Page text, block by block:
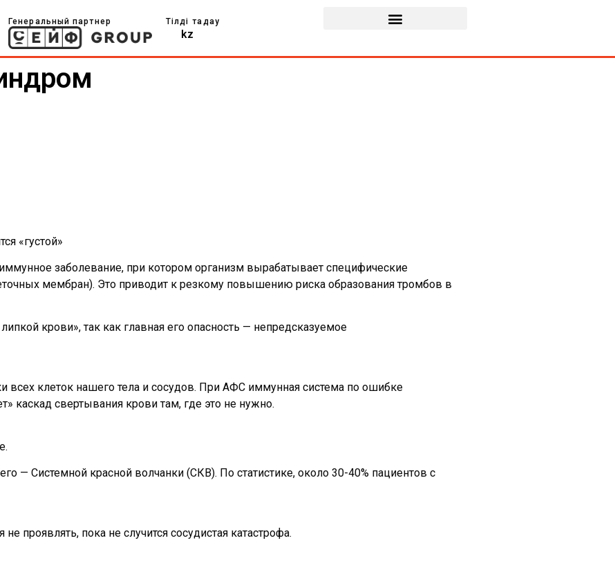
Генеральный партнер Тілді таңдау
kz
«густой»
заболевание, при котором организм вырабатывает специфические
мембран). Это приводит к резкому повышению риска образования тромбов в
крови», так как главная его опасность — непредсказуемое
всех клеток нашего тела и сосудов. При АФС иммунная система по ошибке
каскад свертывания крови там, где это не нужно.
— Системной красной волчанки (СКВ). По статистике, около 30-40% пациентов с
проявлять, пока не случится сосудистая катастрофа.